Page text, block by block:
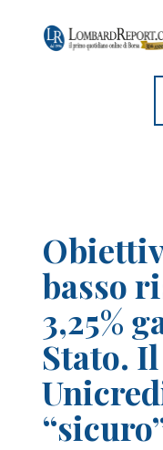
basso
3,25%
Stato.